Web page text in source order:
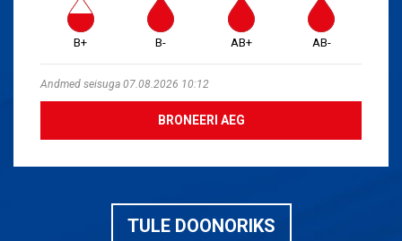
B+ B- AB+ AB-
Andmed seisuga 07.08.2026 10:12
BRONEERI AEG
TULE DOONORIKS